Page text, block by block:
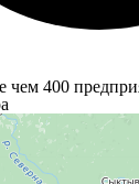
чем 400